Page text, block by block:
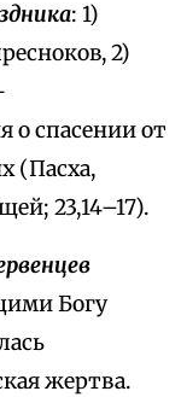
: 1)
2)
о спасении от
(Пасха,
23,14–17).
Богу
жертва.